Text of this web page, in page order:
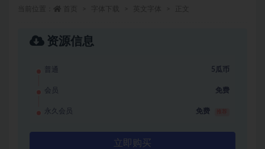
资源信息
普通 5瓜币
会员 免费
永久会员 免费
立即购买